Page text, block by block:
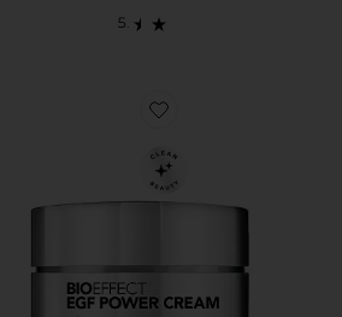
Favorite EGF Power Cream